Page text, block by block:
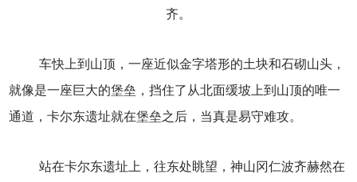
齐。
车快上到山顶，一座近似金字塔形的土块和石砌山头，
就像是一座巨大的堡垒，挡住了从北面缓坡上到山顶的唯一
通道，卡尔东遗址就在堡垒之后，当真是易守难攻。
站在卡尔东遗址上，往东处眺望，神山冈仁波齐赫然在